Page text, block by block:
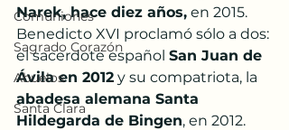
Comuniones
Sagrado Corazón
Abuelos
Santa Clara
Narek, hace diez años, en 2015.
Benedicto XVI proclamó sólo a dos:
el sacerdote español San Juan de
Ávila en 2012 y su compatriota, la
abadesa alemana Santa
Hildegarda de Bingen, en 2012.